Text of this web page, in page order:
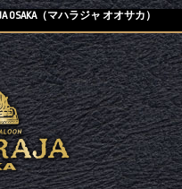
OSAKA（マハラジャ オオサカ）